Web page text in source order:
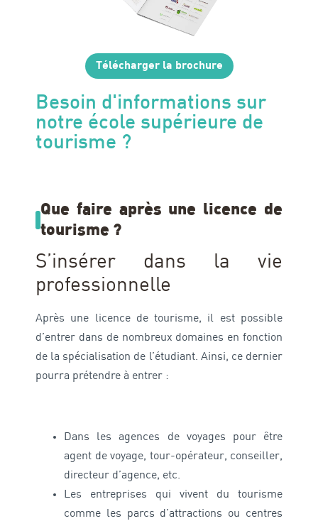
Télécharger la brochure
Besoin d'informations sur
notre école supérieure de
tourisme ?
Que faire après une licence de
tourisme ?
S’insérer dans la vie
professionnelle
Après une licence de tourisme, il est possible
d’entrer dans de nombreux domaines en fonction
de la spécialisation de l’étudiant. Ainsi, ce dernier
pourra prétendre à entrer :
Dans les agences de voyages pour être
agent de voyage, tour-opérateur, conseiller,
directeur d’agence, etc.
Les entreprises qui vivent du tourisme
comme les parcs d’attractions ou centres